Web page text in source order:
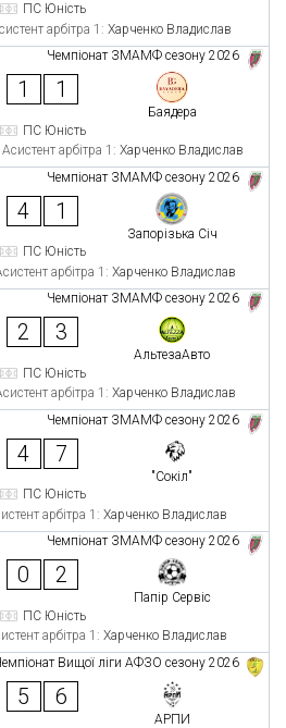
ПС Юність
арбітра 1: Харченко Владислав
Чемпіонат ЗМАМФ сезону 2026
1 1
Баядера
ПС Юність
Асистент арбітра 1: Харченко Владислав
Чемпіонат ЗМАМФ сезону 2026
4 1
Запорізька Січ
ПС Юність
арбітра 1: Харченко Владислав
Чемпіонат ЗМАМФ сезону 2026
2 3
АльтезаАвто
ПС Юність
арбітра 1: Харченко Владислав
Чемпіонат ЗМАМФ сезону 2026
4 7
"Сокіл"
ПС Юність
арбітра 1: Харченко Владислав
Чемпіонат ЗМАМФ сезону 2026
0 2
Папір Сервіс
ПС Юність
арбітра 1: Харченко Владислав
Вищої ліги АФЗО сезону 2026
5 6
АРПИ